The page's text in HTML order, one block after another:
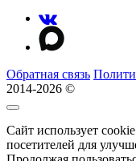
Обратная связь
2014-2026 ©
Сайт использует
посетителей для